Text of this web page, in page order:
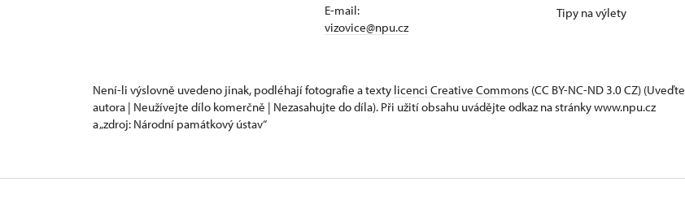
E-mail:
vizovice@npu.cz
Tipy na výlety
Není-li výslovně uvedeno jinak, podléhají fotografie a texty licenci Creative Commons (CC BY-NC-ND 3.0 CZ) (Uveďte
autora | Neužívejte dílo komerčně | Nezasahujte do díla). Při užití obsahu uvádějte odkaz na stránky www.npu.cz
a „zdroj: Národní památkový ústav“